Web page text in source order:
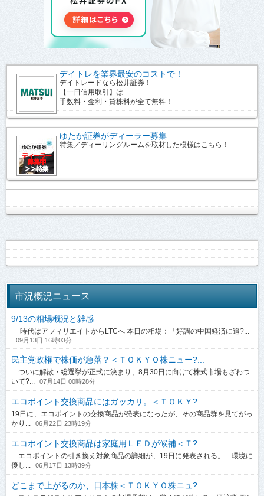
デイトレを業界最安のコストで！
デイトレードなら松井証券！
【一日信用取引】は
手数料・金利・貸株料が全て無料！
ゆたか証券がディーラー募集
特集／ディーリングルームを取材した模様はこちら！
市況概況ニュース
9/13の相場概況と雑感
時代はアフィリエイトからLTCへ 本日の相場：「好調の中国経済に追?...
09月13日 16時03分
民主党政権で株価が急落？＜ＴＯＫＹＯ株ニュー?...
ついに解散・総選挙が正式に決まり、8月30日に向けて株式市場もざわつ
いて?...
07月14日 00時28分
エコポイント交換商品にはガッカリ。＜ＴＯＫＹ?...
19日に、エコポイントの交換商品が発表になったが、その商品群を見てがっ
かり...
06月22日 23時19分
エコポイント交換商品は家庭用ＬＥＤが候補＜Ｔ?...
エコポイントの引き換え対象商品の詳細が、19日に発表される。 環境に
優し...
06月17日 13時39分
どこまで上がるのか、日本株＜ＴＯＫＹＯ株ニュ?...